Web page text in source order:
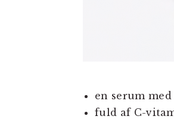
en serum
fuld af C-